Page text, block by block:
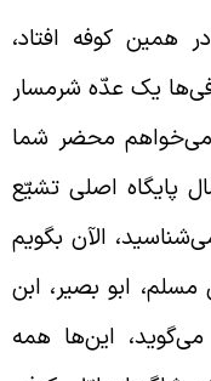
کوفه افتاد،
یک عدّه شرمسار
محضر شما
تقریباً کوفه 200 سال پایگاه اصلی تشیّع
الآن بگویم
ابو بصیر، ابن
این‌ها همه